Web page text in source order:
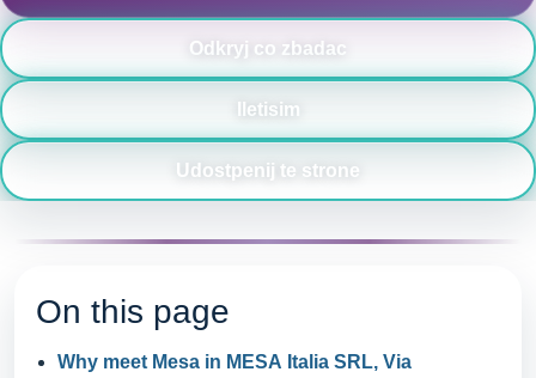
Odkryj co zbadac
Iletisim
Udostpenij te strone
On this page
Why meet Mesa in MESA Italia SRL, Via